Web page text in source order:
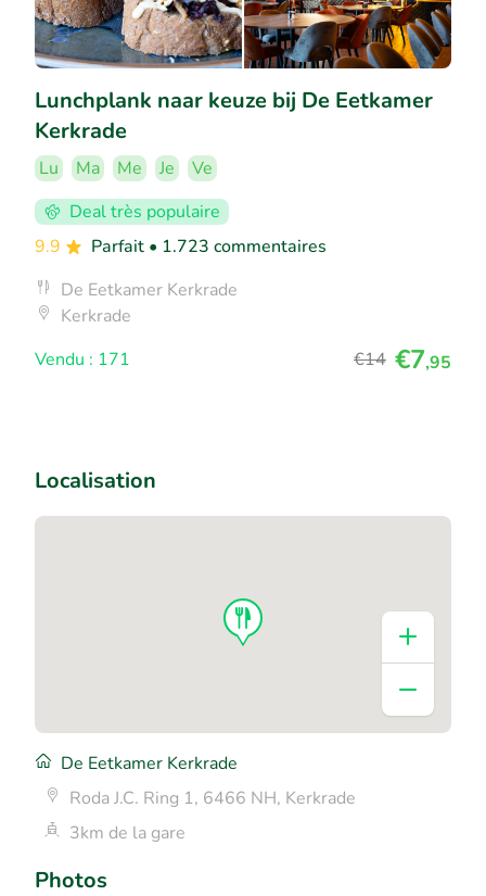
Lunchplank naar keuze bij De Eetkamer
Kerkrade
Lu Ma Me Je
Ve
Deal très populaire
9.9
Parfait • 1.723 commentaires
De Eetkamer Kerkrade
Kerkrade
Vendu : 171
€14 €7,95
Photos
Localisation
De Eetkamer Kerkrade
Roda J.C. Ring 1, 6466 NH, Kerkrade
3km de la gare